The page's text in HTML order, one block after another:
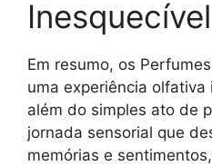
Inesquecível
Em resumo, os
uma experiência olfativa
além do simples ato de
jornada sensorial que
memórias e